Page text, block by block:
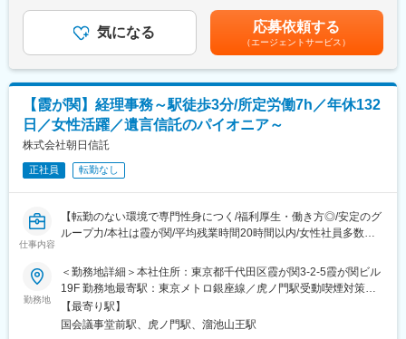
務）も可能です。特に回数制限など設けておりませんので、ご家
庭など考慮しながら働くことができます。※試用期間中のみリモー
トワーク不可
・1日に2回まで中抜けが可能です。病院や子供の送り迎えなどが
可能です。
【会社の安定性】
・西武ホールディングスの100％出資会社となりますので、事業
も安定しており長期的に腰を据えて働くことができる環境です。
また福利厚生についてもホールディングス同等の待遇を受けるこ
とができます。
・請求業務（毎月のお支払いに向けたデータ作成や、入金確認な
ど）
・問い合わせ対応（代理店様へのヒアリング、電話・メール対
※デスクワークが中心ですが、審査に必要な情報をヒアリングする
など、社内外を問わず対人スキルを発揮する場面が多くありま
す。
＜1日の流れ＞
午前：審査業務
午後：契約書作成・契約管理データ更新
夕方：事務処理
19：00頃：退社
当社は現在役員3名と社員54名の計57名で構成（2026年7月現
在）
現在、新規拡大に力を入れており支店出店に伴い、事業拡大中で
す。
手当＞有＜給与補足＞■賞与：年4回（入社初年度のみ年2回の支
給）※能力や経験に応じて条件は考慮させていただきます。【モデ
ル年収】2年目想定：約550万円（社員職）3年目想定：約650万円
（主任職）賃金はあくまでも目安の金額であり、選考を通じて上
下する可能性があります。月給(月額)は固定手当を含めた表記で
す。
気になる 応募依頼する
（エージェントサービス）
【霞が関】経理事務～駅徒歩3分/所定労働7h／年休132
日／女性活躍／遺言信託のパイオニア～
株式会社朝日信託
正社員 転勤なし
仕事内容
【転勤のない環境で専門性身につく/福利厚生・働き方◎/安定のグ
ループ力/本社は霞が関/平均残業時間20時間以内/女性社員多数活
■業務内容：
当社にて経理事務業務を担当いただきます。
※当初は現場OJTをメインに先輩社員に教わりながら業務を推進し
ていただきます。
勤務地
＜勤務地詳細＞本社住所：東京都千代田区霞が関3-2-5霞が関ビル
19F 勤務地最寄駅：東京メトロ銀座線／虎ノ門駅受動喫煙対策：
屋内全面禁煙変更の範囲：無
【最寄り駅】
国会議事堂前駅、虎ノ門駅、溜池山王駅